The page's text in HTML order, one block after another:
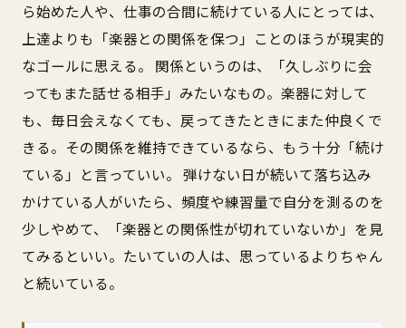
ら始めた人や、仕事の合間に続けている人にとっては、
上達よりも「楽器との関係を保つ」ことのほうが現実的
なゴールに思える。 関係というのは、「久しぶりに会
ってもまた話せる相手」みたいなもの。楽器に対して
も、毎日会えなくても、戻ってきたときにまた仲良くで
きる。その関係を維持できているなら、もう十分「続け
ている」と言っていい。 弾けない日が続いて落ち込み
かけている人がいたら、頻度や練習量で自分を測るのを
少しやめて、「楽器との関係性が切れていないか」を見
てみるといい。たいていの人は、思っているよりちゃん
と続いている。